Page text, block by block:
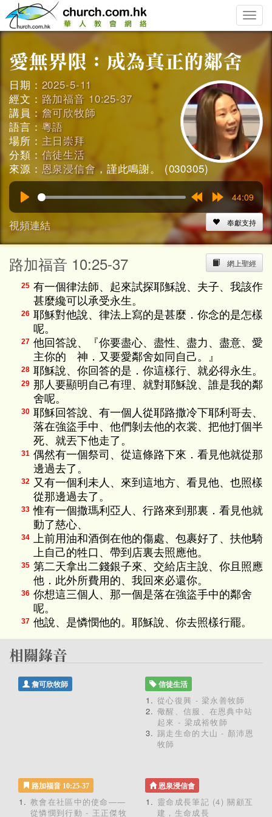
Toggle
日期： 2025-5-11
經文： 路加福音 10:25-37
講員： 詹可欣牧師
語言： 粵語
場所： 主日崇拜
分類： 信徒生活
來源： 恩泉浸信會，謹此鳴謝。 (030305)
Rewind
15s
15s
44:09
視頻連結 奉獻支持
網上聖經
路加福音 10:25-37
25 有一個律法師、起來試探耶穌說、夫子、我該作
甚麼纔可以承受永生。
26 耶穌對他說、律法上寫的是甚麼．你念的是怎樣
呢。
27 他回答說、『你要盡心、盡性、盡力、盡意、愛
主你的 神．又要愛鄰舍如同自己。』
28 耶穌說、你回答的是．你這樣行、就必得永生。
29 那人要顯明自己有理、就對耶穌說、誰是我的鄰
舍呢。
30 耶穌回答說、有一個人從耶路撒冷下耶利哥去、
落在強盜手中、他們剝去他的衣裳、把他打個半
死、就丟下他走了。
31 偶然有一個祭司、從這條路下來．看見他就從那
邊過去了。
32 又有一個利未人、來到這地方、看見他、也照樣
從那邊過去了。
33 惟有一個撒瑪利亞人、行路來到那裏．看見他就
動了慈心、
34 上前用油和酒倒在他的傷處、包裹好了、扶他騎
上自己的牲口、帶到店裏去照應他。
35 第二天拿出二錢銀子來、交給店主說、你且照應
他．此外所費用的、我回來必還你。
36 你想這三個人、那一個是落在強盜手中的鄰舍
呢。
37 他說、是憐憫他的。耶穌說、你去照樣行罷。
詹可欣牧師 信徒生活
從心復興 - 梁永善牧師
儆醒、信服、在恩典中站
起來 - 梁成裕牧師
踢走生命的大山 - 顏沛恩
牧師
路加福音 10:25-37
教會在社區中的使命——
從憐憫到行動 - 王正傑牧
恩泉浸信會
靈命成長筆記 (4) 關顧互
建，生命成長